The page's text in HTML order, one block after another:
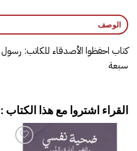
الوصف
كتاب احفظوا الأصدقاء للكاتب:
سبعة
القراء اشتروا مع هذا الكتاب :